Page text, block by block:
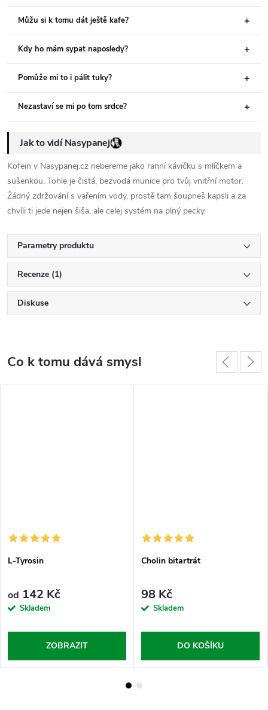
Můžu si k tomu dát ještě kafe?
Kdy ho mám sypat naposledy?
Pomůže mi to i pálit tuky?
Nezastaví se mi po tom srdce?
Jak to vidí Nasypanej
Kofein v Nasypanej.cz nebereme jako ranní kávičku s mlíčkem a
sušenkou. Tohle je čistá, bezvodá munice pro tvůj vnitřní motor.
Žádný zdržování s vařením vody, prostě tam šoupneš kapsli a za
chvíli ti jede nejen šiša, ale celej systém na plný pecky.
Parametry produktu
Recenze (1)
Diskuse
Co k tomu dává smysl
L-Tyrosin
od 142 Kč
Skladem
ZOBRAZIT
Cholin bitartrát
98 Kč
Skladem
DO KOŠÍKU